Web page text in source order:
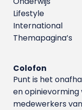
Lifestyle
International
Themapagina’s
Colofon
Punt is het
en
medewerkers